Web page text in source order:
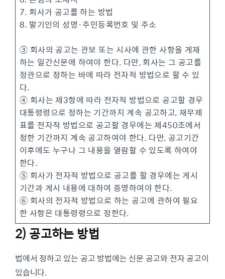
7. 회사가 공고를 하는 방법
8. 발기인의 성명·주민등록번호 및 주소
③ 회사의 공고는 관보 또는 시사에 관한 사항을 게재
하는 일간신문에 하여야 한다. 다만, 회사는 그 공고를
정관으로 정하는 바에 따라 전자적 방법으로 할 수 있
다.
④ 회사는 제3항에 따라 전자적 방법으로 공고할 경우
대통령령으로 정하는 기간까지 계속 공고하고, 재무제
표를 전자적 방법으로 공고할 경우에는 제450조에서
정한 기간까지 계속 공고하여야 한다. 다만, 공고기간
이후에도 누구나 그 내용을 열람할 수 있도록 하여야
한다.
⑤ 회사가 전자적 방법으로 공고를 할 경우에는 게시
기간과 게시 내용에 대하여 증명하여야 한다.
⑥ 회사의 전자적 방법으로 하는 공고에 관하여 필요
한 사항은 대통령령으로 정한다.
2) 공고하는 방법
법에서 정하고 있는 공고 방법에는 신문 공고와 전자 공고이
있습니다.